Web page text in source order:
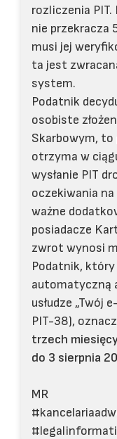
rozliczenia
nie przekracza
musi jej
ta jest
system.
Podatnik
osobiste
Skarbowym, to
otrzyma w
wysłanie PIT
oczekiwania
ważne
posiadacze
zwrot wynosi
Podatnik, który
automatyczną
usłudze „Twój
PIT-38),
trzech
do 3 sierpnia
MR